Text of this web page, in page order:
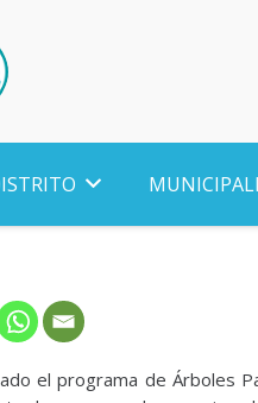
el programa de Árboles